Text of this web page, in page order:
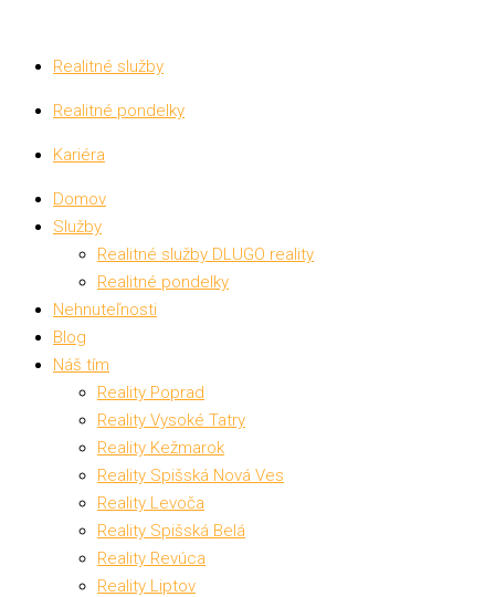
Realitné služby
Realitné pondelky
Kariéra
Domov
Služby
Realitné služby DLUGO reality
Realitné pondelky
Nehnuteľnosti
Blog
Náš tím
Reality Poprad
Reality Vysoké Tatry
Reality Kežmarok
Reality Spišská Nová Ves
Reality Levoča
Reality Spišská Belá
Reality Revúca
Reality Liptov